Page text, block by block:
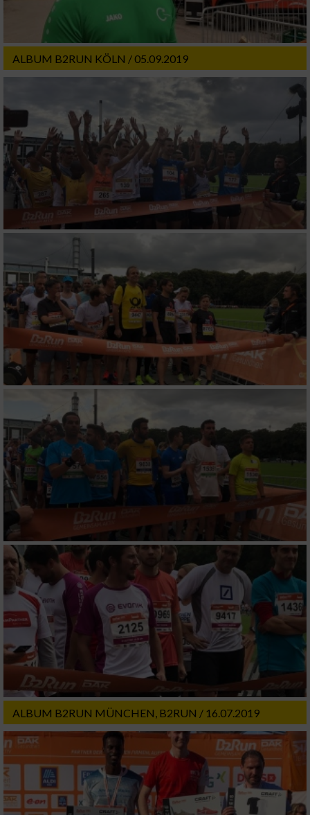
ALBUM B2RUN KÖLN / 05.09.2019
ALBUM B2RUN MÜNCHEN, B2RUN / 16.07.2019